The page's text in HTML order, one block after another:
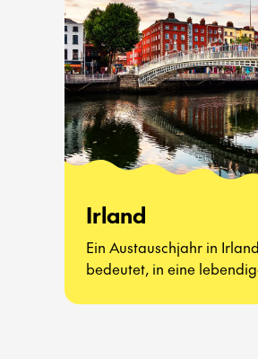
Irland
Ein Austauschjahr in Irland
bedeutet, in eine